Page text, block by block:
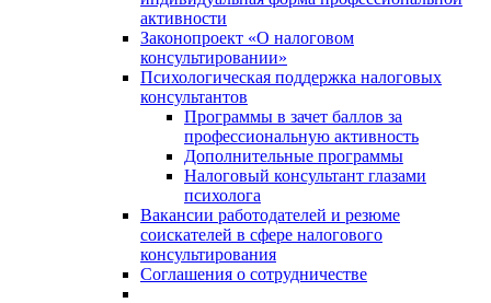
активности
Законопроект «О налоговом
консультировании»
Психологическая поддержка налоговых
консультантов
Программы в зачет баллов за
профессиональную активность
Дополнительные программы
Налоговый консультант глазами
психолога
Вакансии работодателей и резюме
соискателей в сфере налогового
консультирования
Соглашения о сотрудничестве